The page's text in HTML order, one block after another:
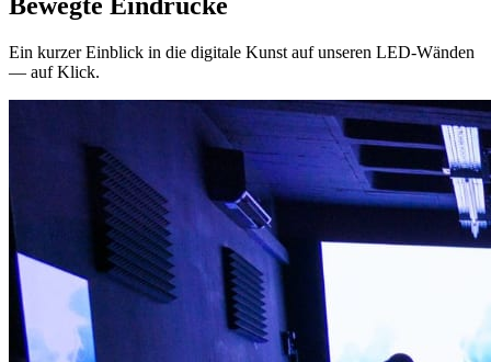
Bewegte Eindrücke
Ein kurzer Einblick in die digitale Kunst auf unseren LED-Wänden
— auf Klick.